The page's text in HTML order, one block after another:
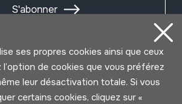
S'abonner
ses propres cookies ainsi que ceux
de cookies que vous préférez
leur désactivation totale. Si vous
certains cookies, cliquez sur «